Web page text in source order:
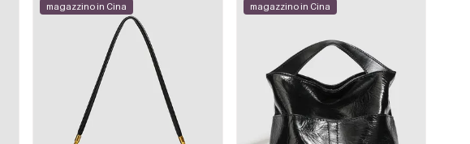
magazzino in Cina magazzino in Cina